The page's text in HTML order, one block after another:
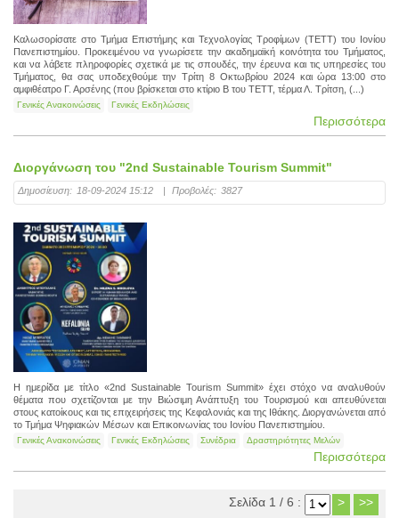
Καλωσορίσατε στο Τμήμα Επιστήμης και Τεχνολογίας Τροφίμων (ΤΕΤΤ) του Ιονίου
Πανεπιστημίου. Προκειμένου να γνωρίσετε την ακαδημαϊκή κοινότητα του Τμήματος,
και να λάβετε πληροφορίες σχετικά με τις σπουδές, την έρευνα και τις υπηρεσίες του
Τμήματος, θα σας υποδεχθούμε την Τρίτη 8 Οκτωβρίου 2024 και ώρα 13:00 στο
αμφιθέατρο Γ. Αρσένης (που βρίσκεται στο κτίριο Β του ΤΕΤΤ, τέρμα Λ. Τρίτση, (...)
Γενικές Ανακοινώσεις Γενικές Εκδηλώσεις
Περισσότερα
Διοργάνωση του "2nd Sustainable Tourism Summit"
Δημοσίευση: 18-09-2024 15:12 | Προβολές: 3827
Η ημερίδα με τίτλο «2nd Sustainable Tourism Summit» έχει στόχο να αναλυθούν
θέματα που σχετίζονται με την Βιώσιμη Ανάπτυξη του Τουρισμού και απευθύνεται
στους κατοίκους και τις επιχειρήσεις της Κεφαλονιάς και της Ιθάκης. Διοργανώνεται από
το Τμήμα Ψηφιακών Μέσων και Επικοινωνίας του Ιονίου Πανεπιστημίου.
Γενικές Ανακοινώσεις Γενικές Εκδηλώσεις Συνέδρια Δραστηριότητες Μελών
Περισσότερα
Σελίδα 1 / 6 : > >>